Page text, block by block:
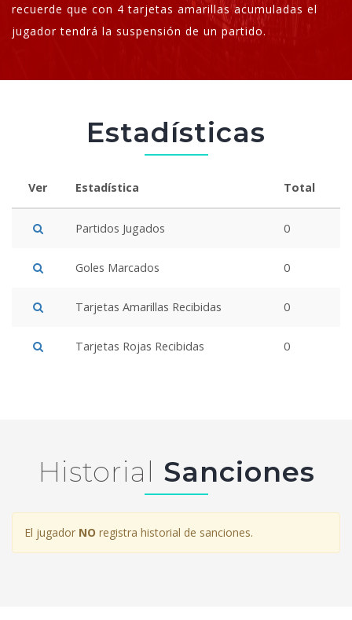
recuerde que con 4 tarjetas amarillas acumuladas el
jugador tendrá la suspensión de un partido.
Estadísticas
Ver Estadística Total
Partidos Jugados 0
Goles Marcados 0
Tarjetas Amarillas Recibidas 0
Tarjetas Rojas Recibidas 0
Historial Sanciones
El jugador NO registra historial de sanciones.